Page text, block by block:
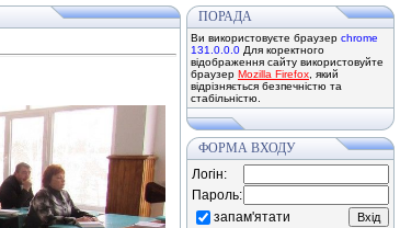
ПОРАДА
Ви використовуєте браузер chrome
131.0.0.0 Для коректного
відображення сайту використовуйте
браузер Mozilla Firefox , який
відрізняється безпечністю та
стабільністю.
ФОРМА ВХОДУ
Логін:
Пароль:
запам'ятати